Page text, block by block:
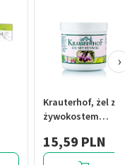
Krauterhof, żel z
żywokostem
15,59 PLN
›